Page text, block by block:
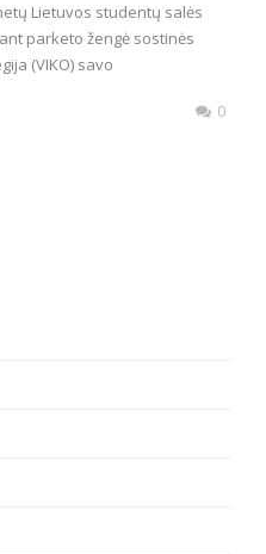
Lietuvos studentų salės
parketo žengė sostinės
(VIKO) savo
0